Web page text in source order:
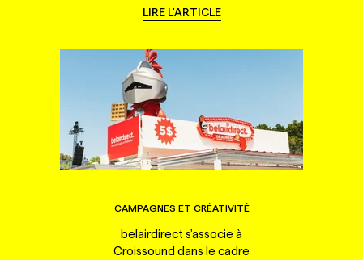
LIRE L'ARTICLE
CAMPAGNES ET CRÉATIVITÉ
belairdirect s'associe à
Croissound dans le cadre